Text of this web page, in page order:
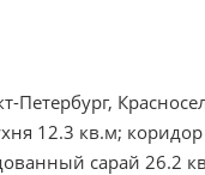
Петербург,
12.3 кв.м;
сарай